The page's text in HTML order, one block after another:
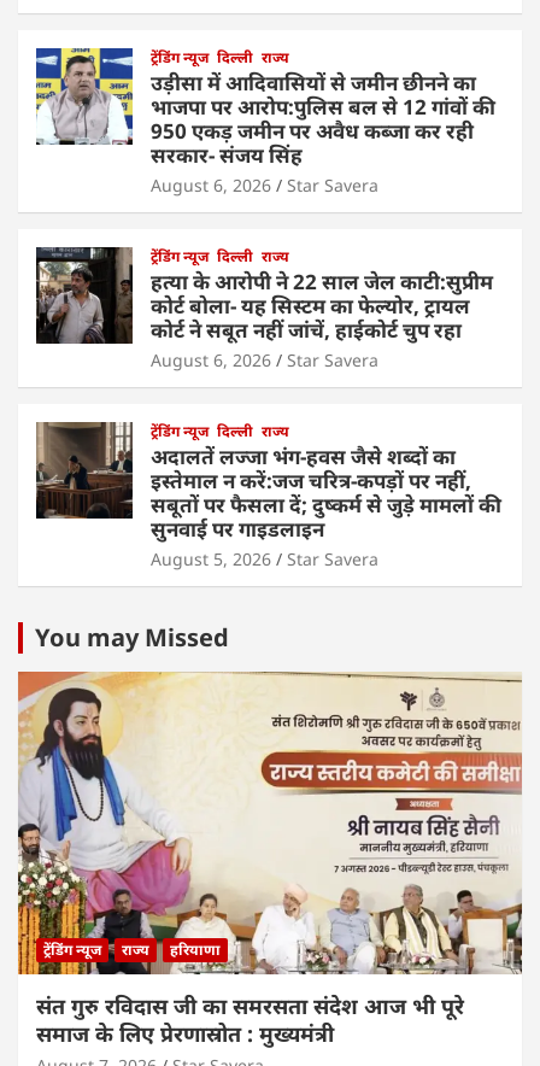
ट्रेंडिंग न्यूज दिल्ली राज्य
उड़ीसा में आदिवासियों से जमीन छीनने का
भाजपा पर आरोप:पुलिस बल से 12 गांवों की
950 एकड़ जमीन पर अवैध कब्जा कर रही
सरकार- संजय सिंह
August 6, 2026 Star Savera
ट्रेंडिंग न्यूज दिल्ली राज्य
हत्या के आरोपी ने 22 साल जेल काटी:सुप्रीम
कोर्ट बोला- यह सिस्टम का फेल्योर, ट्रायल
कोर्ट ने सबूत नहीं जांचें, हाईकोर्ट चुप रहा
August 6, 2026 Star Savera
ट्रेंडिंग न्यूज दिल्ली राज्य
अदालतें लज्जा भंग-हवस जैसे शब्दों का
इस्तेमाल न करें:जज चरित्र-कपड़ों पर नहीं,
सबूतों पर फैसला दें; दुष्कर्म से जुड़े मामलों की
सुनवाई पर गाइडलाइन
August 5, 2026 Star Savera
You may Missed
ट्रेंडिंग न्यूज राज्य हरियाणा
संत गुरु रविदास जी का समरसता संदेश आज भी पूरे
समाज के लिए प्रेरणास्रोत : मुख्यमंत्री